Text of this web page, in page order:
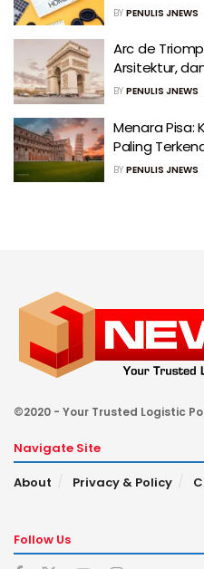
BY PENULIS JNEWS
Arc de
Arsitektur,
BY PENULIS JNEWS
Menara Pisa:
Paling
BY PENULIS JNEWS
©2020 - Your Trusted Logistic
Navigate Site
About
Privacy & Policy
Follow Us